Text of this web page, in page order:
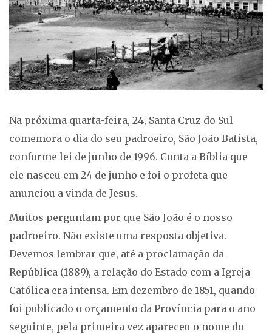
Na próxima quarta-feira, 24, Santa Cruz do Sul
comemora o dia do seu padroeiro, São João Batista,
conforme lei de junho de 1996. Conta a Bíblia que
ele nasceu em 24 de junho e foi o profeta que
anunciou a vinda de Jesus.
Muitos perguntam por que São João é o nosso
padroeiro. Não existe uma resposta objetiva.
Devemos lembrar que, até a proclamação da
República (1889), a relação do Estado com a Igreja
Católica era intensa. Em dezembro de 1851, quando
foi publicado o orçamento da Província para o ano
seguinte, pela primeira vez apareceu o nome do